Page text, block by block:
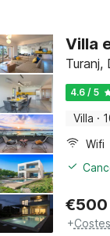
Villa
Turanj,
4.6 / 5
Villa ·
Wifi
€500
+